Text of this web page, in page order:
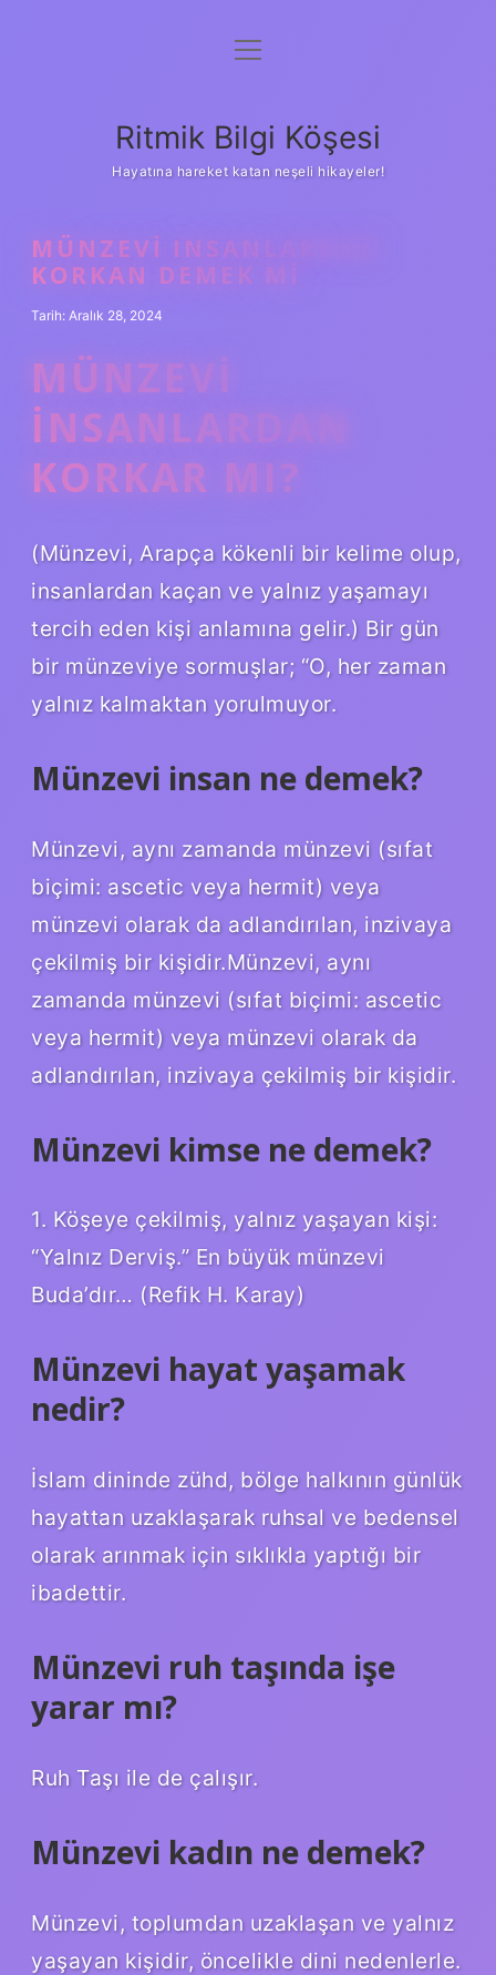
Anasayfa
Yasal Uyarı
menüyü
Ritmik Bilgi Köşesi
Hayatına hareket katan neşeli hikayeler!
MÜNZEVI INSANLARDAN
KORKAN DEMEK MI
Tarih: Aralık 28, 2024
MÜNZEVI
INSANLARDAN
KORKAR MI?
(Münzevi, Arapça kökenli bir kelime olup,
insanlardan kaçan ve yalnız yaşamayı
tercih eden kişi anlamına gelir.) Bir gün
bir münzeviye sormuşlar; “O, her zaman
yalnız kalmaktan yorulmuyor.
Münzevi insan ne demek?
Münzevi, aynı zamanda münzevi (sıfat
biçimi: ascetic veya hermit) veya
münzevi olarak da adlandırılan, inzivaya
çekilmiş bir kişidir.Münzevi, aynı
zamanda münzevi (sıfat biçimi: ascetic
veya hermit) veya münzevi olarak da
adlandırılan, inzivaya çekilmiş bir kişidir.
Münzevi kimse ne demek?
1. Köşeye çekilmiş, yalnız yaşayan kişi: ​​
“Yalnız Derviş.” En büyük münzevi
Buda’dır… (Refik H. Karay)
Münzevi hayat yaşamak
nedir?
İslam dininde zühd, bölge halkının günlük
hayattan uzaklaşarak ruhsal ve bedensel
olarak arınmak için sıklıkla yaptığı bir
ibadettir.
Münzevi ruh taşında işe
yarar mı?
Ruh Taşı ile de çalışır.
Münzevi kadın ne demek?
Münzevi, toplumdan uzaklaşan ve yalnız
yaşayan kişidir, öncelikle dini nedenlerle.